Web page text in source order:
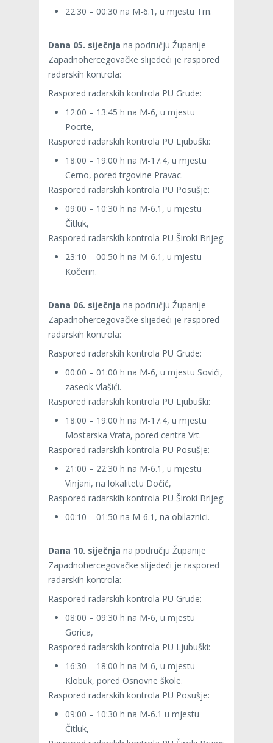
22:30 – 00:30 na M-6.1, u mjestu Trn.
Dana 05. siječnja na području Županije
Zapadnohercegovačke slijedeći je raspored
radarskih kontrola:
Raspored radarskih kontrola PU Grude:
12:00 – 13:45 h na M-6, u mjestu
Pocrte,
Raspored radarskih kontrola PU Ljubuški:
18:00 – 19:00 h na M-17.4, u mjestu
Cerno, pored trgovine Pravac.
Raspored radarskih kontrola PU Posušje:
09:00 – 10:30 h na M-6.1, u mjestu
Čitluk,
Raspored radarskih kontrola PU Široki Brijeg:
23:10 – 00:50 h na M-6.1, u mjestu
Kočerin.
Dana 06. siječnja na području Županije
Zapadnohercegovačke slijedeći je raspored
radarskih kontrola:
Raspored radarskih kontrola PU Grude:
00:00 – 01:00 h na M-6, u mjestu Sovići,
zaseok Vlašići.
Raspored radarskih kontrola PU Ljubuški:
18:00 – 19:00 h na M-17.4, u mjestu
Mostarska Vrata, pored centra Vrt.
Raspored radarskih kontrola PU Posušje:
21:00 – 22:30 h na M-6.1, u mjestu
Vinjani, na lokalitetu Dočić,
Raspored radarskih kontrola PU Široki Brijeg:
00:10 – 01:50 na M-6.1, na obilaznici.
Dana 10. siječnja na području Županije
Zapadnohercegovačke slijedeći je raspored
radarskih kontrola:
Raspored radarskih kontrola PU Grude:
08:00 – 09:30 h na M-6, u mjestu
Gorica,
Raspored radarskih kontrola PU Ljubuški:
16:30 – 18:00 h na M-6, u mjestu
Klobuk, pored Osnovne škole.
Raspored radarskih kontrola PU Posušje:
09:00 – 10:30 h na M-6.1 u mjestu
Čitluk,